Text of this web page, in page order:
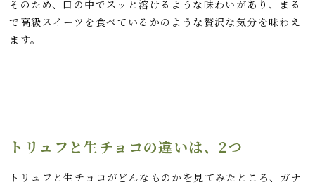
そのため、口の中でスッと溶けるような味わいがあり、まる
で高級スイーツを食べているかのような贅沢な気分を味わえ
ます。
トリュフと生チョコの違いは、2つ
トリュフと生チョコがどんなものかを見てみたところ、ガナ